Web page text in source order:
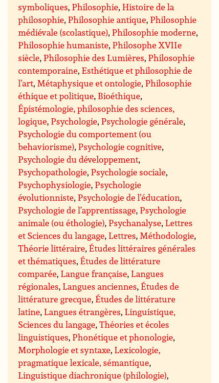
symboliques,Philosophie,Histoire de la
philosophie,Philosophie antique,Philosophie
médiévale (scolastique),Philosophie moderne,
Philosophie humaniste,Philosophe XVIIe
siècle,Philosophie des Lumières,Philosophie
contemporaine,Esthétique et philosophie de
l’art, Métaphysique et ontologie,Philosophie
éthique et politique, Bioéthique,
Épistémologie, philosophie des sciences,
logique,Psychologie,Psychologie générale,
Psychologie du comportement (ou
behaviorisme),Psychologie cognitive,
Psychologie du développement,
Psychopathologie,Psychologie sociale,
Psychophysiologie,Psychologie
évolutionniste,Psychologie de l’éducation,
Psychologie de l’apprentissage,Psychologie
animale (ou éthologie),Psychanalyse,Lettres
et Sciences du langage,Lettres, Méthodologie,
Théorie littéraire,Études littéraires générales
et thématiques,Études de littérature
comparée,Langue française,Langues
régionales,Langues anciennes,Études de
littérature grecque,Études de littérature
latine,Langues étrangères,Linguistique,
Sciences du langage,Théories et écoles
linguistiques,Phonétique et phonologie,
Morphologie et syntaxe,Lexicologie,
pragmatique lexicale, sémantique,
Linguistique diachronique (philologie),